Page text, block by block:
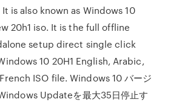
is also known as Windows 10
20h1 iso. It is the full offline
setup direct single click
10 20H1 English, Arabic,
ISO file. Windows 10 バージ
Updateを最大35日停止す